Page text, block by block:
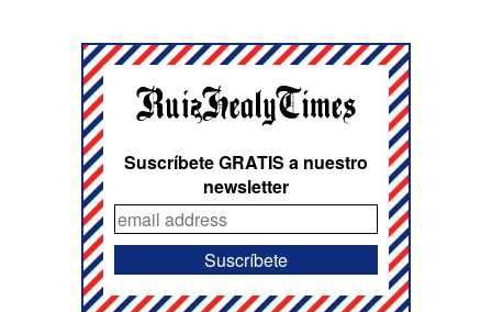
Suscríbete GRATIS a nuestro
newsletter